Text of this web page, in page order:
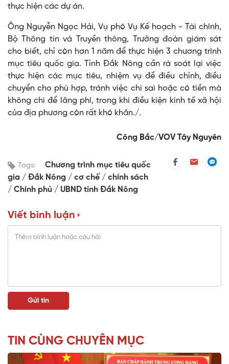
thực hiện các dự án.
Ông Nguyễn Ngọc Hải, Vụ phó Vụ Kế hoạch - Tài chính,
Bộ Thông tin và Truyền thông, Trưởng đoàn giám sát
cho biết, chỉ còn hơn 1 năm để thực hiện 3 chương trình
mục tiêu quốc gia. Tỉnh Đắk Nông cần rà soát lại việc
thực hiện các mục tiêu, nhiệm vụ để điều chỉnh, điều
chuyển cho phù hợp, tránh việc chi sai hoặc có tiền mà
không chi để lãng phí, trong khi điều kiện kinh tế xã hội
của địa phương còn rất khó khăn./.
Công Bắc/VOV Tây Nguyên
Tags:
Chương trình mục tiêu quốc
gia
Đắk Nông cơ chế
chính sách
Chính phủ
UBND tỉnh Đắk Nông
Viết bình luận
TIN CÙNG CHUYÊN MỤC